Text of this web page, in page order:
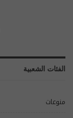
الفئات الشعبية
منوعات